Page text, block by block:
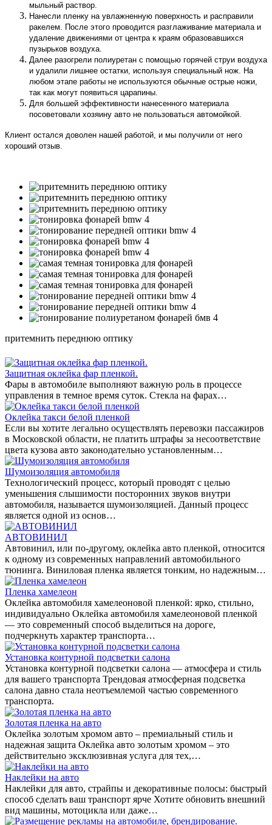
мыльный раствор.
Нанесли пленку на увлажненную поверхность и расправили
ракелем. После этого проводится разглаживание материала и
удаление движениями от центра к краям образовавшихся
пузырьков воздуха.
Далее разогрели полиуретан с помощью горячей струи воздуха
и удалили лишнее остатки, используя специальный нож. На
любом этапе работы не используются обычные острые ножи,
так как могут появиться царапины.
Для большей эффективности нанесенного материала
посоветовали хозяину авто не пользоваться автомойкой.
Клиент остался доволен нашей работой, и мы получили от него
хороший отзыв.
притемнить переднюю оптику
Защитная оклейка фар пленкой.
Фары в автомобиле выполняют важную роль в процессе
управления в темное время суток. Стекла на фарах…
Оклейка такси белой пленкой
Если вы хотите легально осуществлять перевозки пассажиров
в Московской области, не платить штрафы за несоответствие
цвета кузова авто законодательно установленным…
Шумоизоляция автомобиля
Технологический процесс, который проводят с целью
уменьшения слышимости посторонних звуков внутри
автомобиля, называется шумоизоляцией. Данный процесс
является одной из основ…
АВТОВИНИЛ
Автовинил, или по-другому, оклейка авто пленкой, относится
к одному из современных направлений автомобильного
тюнинга. Виниловая пленка является тонким, но надежным…
Пленка хамелеон
Оклейка автомобиля хамелеоновой пленкой: ярко, стильно,
индивидуально Оклейка автомобиля хамелеоновой пленкой
— это современный способ выделиться на дороге,
подчеркнуть характер транспорта…
Установка контурной подсветки салона
Установка контурной подсветки салона — атмосфера и стиль
для вашего транспорта Трендовая атмосферная подсветка
салона давно стала неотъемлемой частью современного
транспорта.
Золотая пленка на авто
Оклейка золотым хромом авто – премиальный стиль и
надежная защита Оклейка авто золотым хромом – это
действительно эксклюзивная услуга для тех,…
Наклейки на авто
Наклейки для авто, страйпы и декоративные полосы: быстрый
способ сделать ваш транспорт ярче Хотите обновить внешний
вид машины, мотоцикла или даже…